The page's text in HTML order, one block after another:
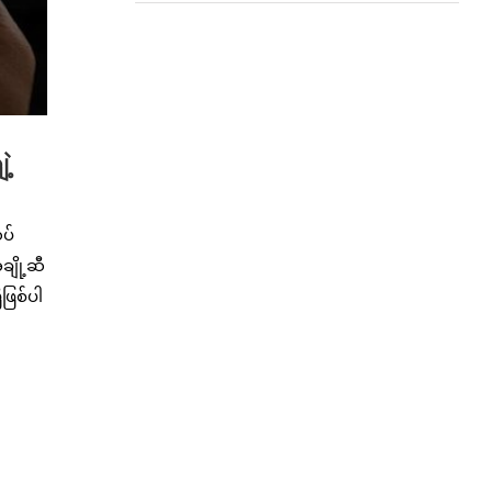
ချို့ဆီ
စ်ပါ